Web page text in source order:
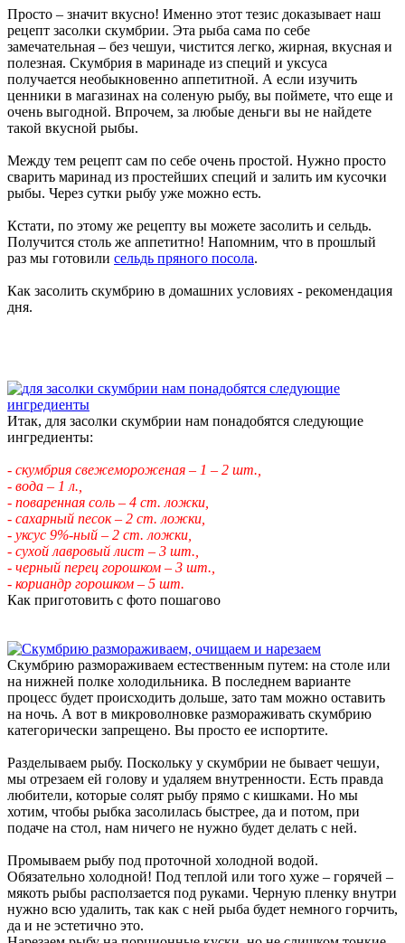
Просто – значит вкусно! Именно этот тезис доказывает наш
рецепт засолки скумбрии. Эта рыба сама по себе
замечательная – без чешуи, чистится легко, жирная, вкусная и
полезная. Скумбрия в маринаде из специй и уксуса
получается необыкновенно аппетитной. А если изучить
ценники в магазинах на соленую рыбу, вы поймете, что еще и
очень выгодной. Впрочем, за любые деньги вы не найдете
такой вкусной рыбы.
Между тем рецепт сам по себе очень простой. Нужно просто
сварить маринад из простейших специй и залить им кусочки
рыбы. Через сутки рыбу уже можно есть.
Кстати, по этому же рецепту вы можете засолить и сельдь.
Получится столь же аппетитно! Напомним, что в прошлый
раз мы готовили сельдь пряного посола.
Как засолить скумбрию в домашних условиях - рекомендация
дня.
Итак, для засолки скумбрии нам понадобятся следующие
ингредиенты:
- скумбрия свежемороженая – 1 – 2 шт.,
- вода – 1 л.,
- поваренная соль – 4 ст. ложки,
- сахарный песок – 2 ст. ложки,
- уксус 9%-ный – 2 ст. ложки,
- сухой лавровый лист – 3 шт.,
- черный перец горошком – 3 шт.,
- кориандр горошком – 5 шт.
Как приготовить с фото пошагово
Скумбрию размораживаем естественным путем: на столе или
на нижней полке холодильника. В последнем варианте
процесс будет происходить дольше, зато там можно оставить
на ночь. А вот в микроволновке размораживать скумбрию
категорически запрещено. Вы просто ее испортите.
Разделываем рыбу. Поскольку у скумбрии не бывает чешуи,
мы отрезаем ей голову и удаляем внутренности. Есть правда
любители, которые солят рыбу прямо с кишками. Но мы
хотим, чтобы рыбка засолилась быстрее, да и потом, при
подаче на стол, нам ничего не нужно будет делать с ней.
Промываем рыбу под проточной холодной водой.
Обязательно холодной! Под теплой или того хуже – горячей –
мякоть рыбы расползается под руками. Черную пленку внутри
нужно всю удалить, так как с ней рыба будет немного горчить,
да и не эстетично это.